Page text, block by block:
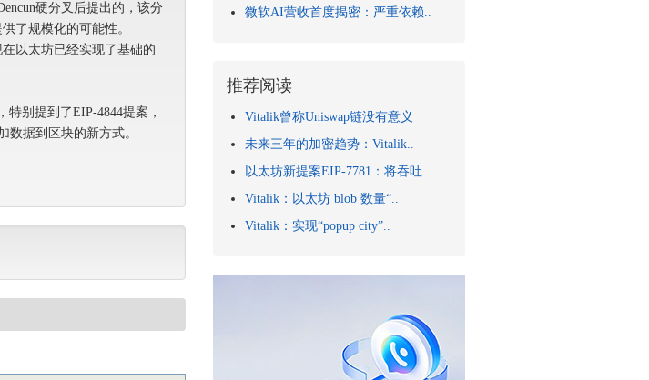
硬分叉后提出的，该分
了规模化的可能性。
以太坊已经实现了基础的
别提到了EIP-4844提案，
数据到区块的新方式​​。
微软AI营收首度揭密：严重依赖..
推荐阅读
Vitalik曾称Uniswap链没有意义
未来三年的加密趋势：Vitalik..
以太坊新提案EIP-7781：将吞吐..
Vitalik：以太坊 blob 数量“..
Vitalik：实现“popup city”..